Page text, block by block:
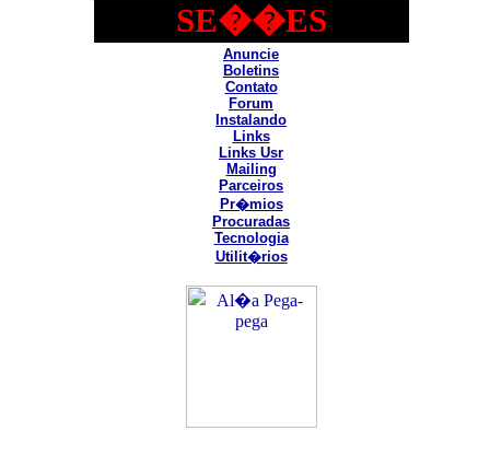
SE��ES
Anuncie
Boletins
Contato
Forum
Instalando
Links
Links Usr
Mailing
Parceiros
Pr�mios
Procuradas
Tecnologia
Utilit�rios